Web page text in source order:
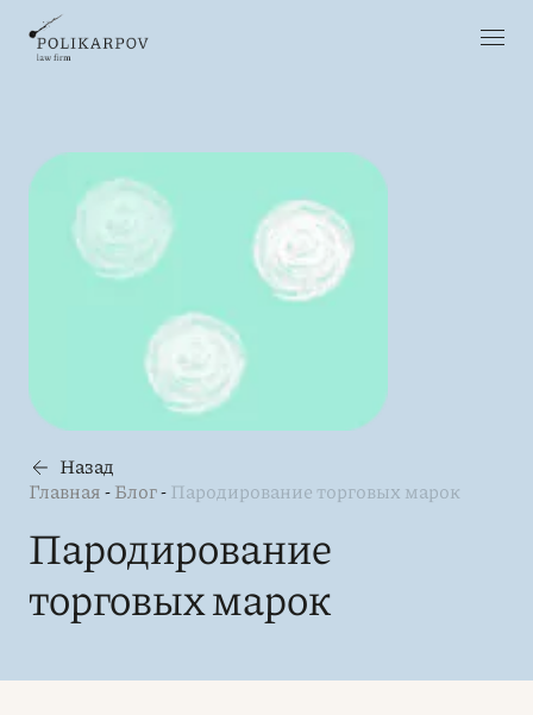
Назад
Главная-Блог- Пародирование торговых марок
Пародирование
торговых марок